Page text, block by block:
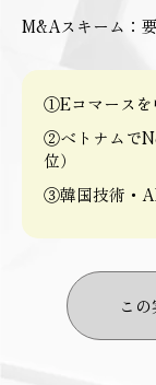
M&Aスキーム：
①Eコマースを
②ベトナムで
位）
③韓国技術・
こ